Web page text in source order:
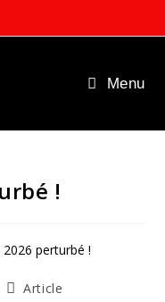
Menu
!
PostArticle